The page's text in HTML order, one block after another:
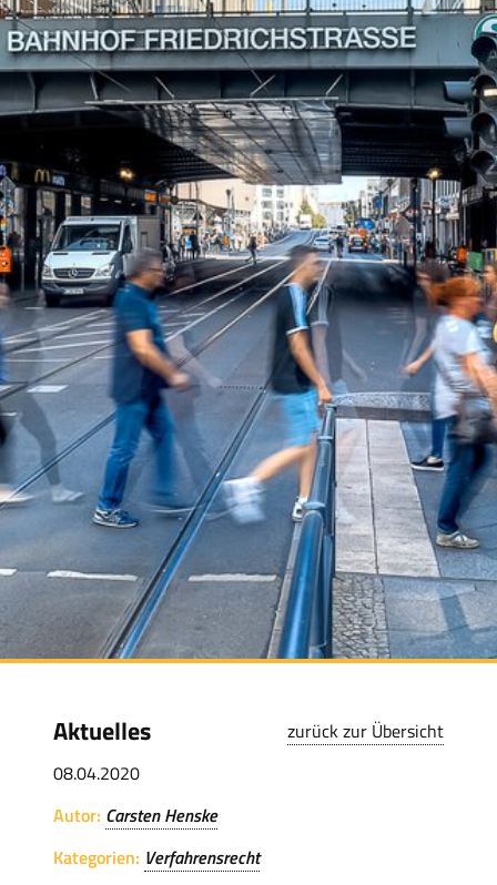
Aktuelles
08.04.2020
Autor: Carsten Henske
Kategorien: Verfahrensrecht
zurück zur Übersicht